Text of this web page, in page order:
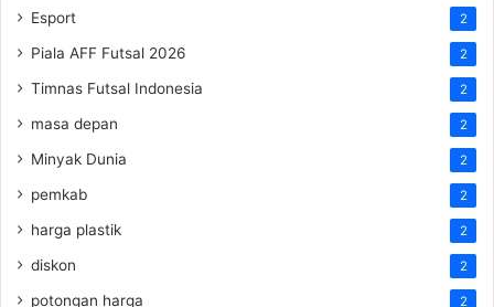
Esport 2
Piala AFF Futsal 2026 2
Timnas Futsal Indonesia 2
masa depan 2
Minyak Dunia 2
pemkab 2
harga plastik 2
diskon 2
potongan harga 2